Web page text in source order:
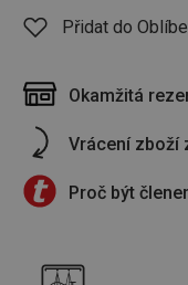
Přidat do
Okamžitá
Vrácení zboží
Proč být